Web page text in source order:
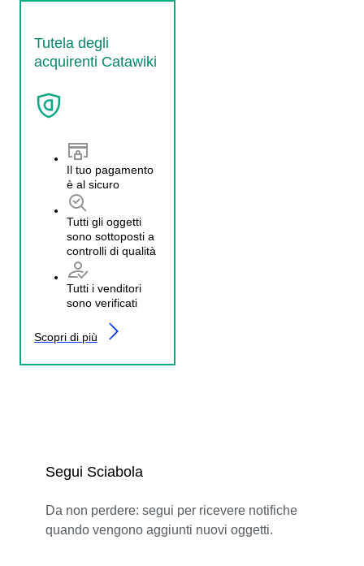
Tutela degli
acquirenti Catawiki
Il tuo pagamento
è al sicuro
Tutti gli oggetti
sono sottoposti a
controlli di qualità
Tutti i venditori
sono verificati
Scopri di più
Segui Sciabola
Da non perdere: segui per ricevere notifiche
quando vengono aggiunti nuovi oggetti.